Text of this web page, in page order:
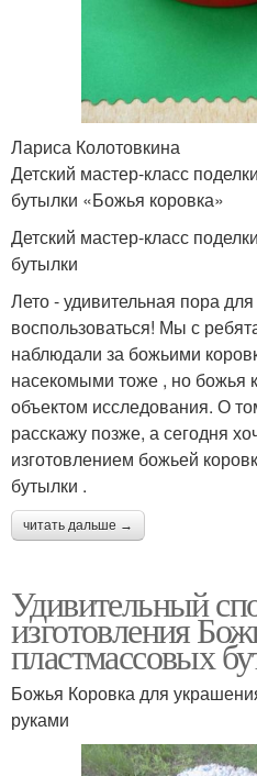
Лариса Колотовкина
Детский мастер-класс
бутылки «Божья коровка»
Детский мастер-класс
бутылки
Лето - удивительная пора
воспользоваться! Мы с
наблюдали за божьими
насекомыми тоже , но божья
объектом исследования. О
расскажу позже, а сегодня
изготовлением божьей
бутылки .
читать дальше →
Удивительный
изготовления
пластмассовых
Божья Коровка для
руками